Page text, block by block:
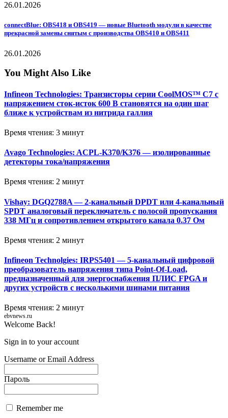
26.01.2026
connectBlue: OBS418 и OBS419 — новые Bluetooth модули в качестве
прекрасной замены снятым с производства OBS410 и OBS411
26.01.2026
You Might Also Like
Infineon Technologies: Транзисторы серии CoolMOS™ C7 с
напряжением сток-исток 600 В становятся на один шаг
ближе к устройствам из нитрида галлия
Время чтения: 3 минут
Avago Technologies: ACPL-K370/K376 — изолированные
детекторы тока/напряжения
Время чтения: 2 минут
Vishay: DGQ2788A — 2-канальный DPDT или 4-канальный
SPDT аналоговый переключатель с полосой пропускания
338 МГц и сопротивлением открытого канала 0.37 Ом
Время чтения: 2 минут
Infineon Technolgies: IRPS5401 — 5-канальный цифровой
преобразователь напряжения типа Point-Of-Load,
предназначенный для энергоснабжения ПЛИС FPGA и
других устройств с несколькими шинами питания
Время чтения: 2 минут
ebvnews.ru
Welcome Back!
Sign in to your account
Username or Email Address
Пароль
Remember me